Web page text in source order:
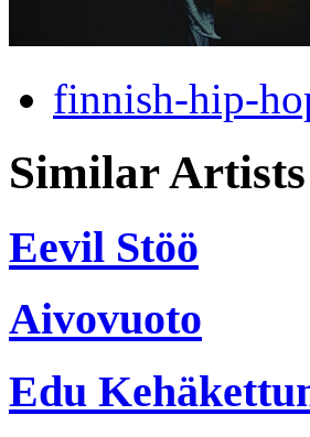
finnish-hip-
Similar Artists
Eevil Stöö
Aivovuoto
Edu